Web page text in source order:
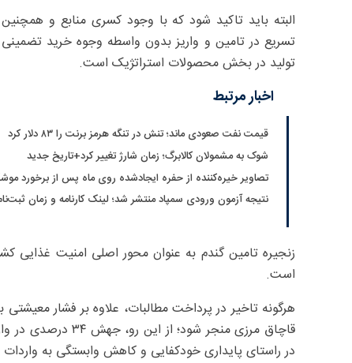
البته باید تاکید شود که با وجود کسری منابع و
تسریع در تامین و واریز بدون واسطه وجوه خرید
تولید در بخش محصولات استراتژیک است.
اخبار مرتبط
قیمت نفت صعودی ماند؛ تنش در تنگه هرمز برنت را ۸۳ دلار کرد
شوک به مشمولان کالابرگ؛ زمان شارژ تغییر کرد+تاریخ جدید
تصاویر خیره‌کننده از حفره ایجادشده روی ماه پس از برخورد
نتیجه آزمون ورودی سمپاد منتشر شد؛ لینک کارنامه و زمان
زنجیره تامین گندم به عنوان محور اصلی امنیت
است.
هرگونه تاخیر در پرداخت مطالبات، علاوه بر فشار
قاچاق مرزی منجر
در راستای پایداری خودکفایی و کاهش وابستگی به